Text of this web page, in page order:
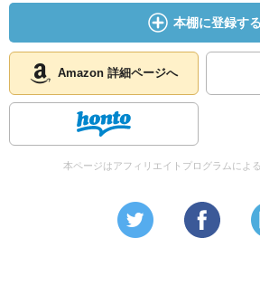
本棚に登録する
Amazon 詳細ページへ
本ページはアフィリエイトプログラムによ